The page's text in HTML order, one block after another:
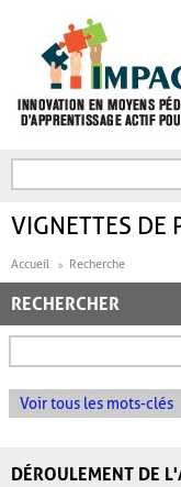
FORMULAIRE DE
VIGNETTES DE
Accueil Recherche
RECHERCHER
Voir tous les mots-clés
DÉROULEMENT DE